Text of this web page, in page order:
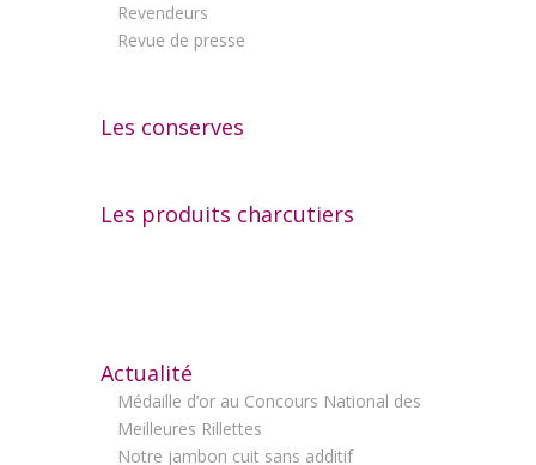
Revendeurs
Revue de presse
Les conserves
Les produits charcutiers
Actualité
Médaille d’or au Concours National des
Meilleures Rillettes
Notre jambon cuit sans additif